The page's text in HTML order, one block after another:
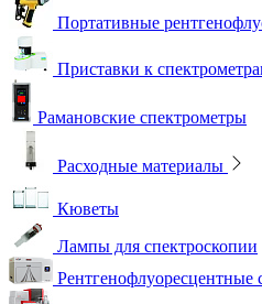
Портативные
Приставки к
Рамановские спектрометры
Расходные материалы
Кюветы
Лампы для спектроскопии
Рентгенофлуоресцентные